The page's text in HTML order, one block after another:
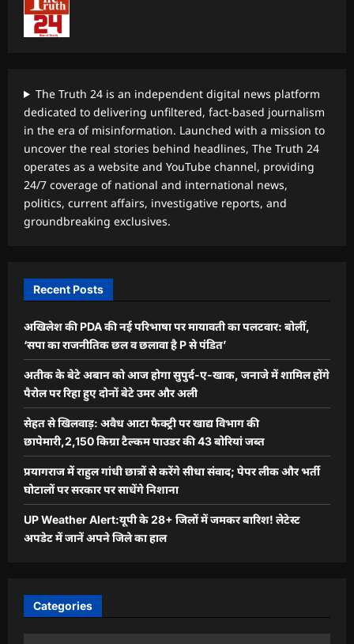
The Truth 24 is an independent digital news platform
dedicated to delivering unfiltered, fact-based journalism
in the era of misinformation. Launched with a mission to
uncover the real stories behind headlines, The Truth 24
operates as a website and YouTube channel, providing
24/7 coverage of national and international news,
politics, current affairs, investigative reports, and
groundbreaking exclusives.
Recent Posts
अखिलेश की PDA की नई परिभाषा पर मायावती का पलटवार: बोलीं,
‘सपा का राजनीतिक छल व छलावा है P से पंडित’
अतीक के बेटे अबान को आज होगा सुपुर्द-ए-खाक, जनाजे में शामिल होंगे
पैरोल पर रिहा हुए दोनों बेटे उमर और अली
सेहत से खिलवाड़: अवैध आटा फैक्ट्री पर खाद्य विभाग की
छापेमारी,2,150 किग्रा टैल्कम पाउडर की 43 बोरियां जब्त
प्रयागराज में राहुल गांधी छात्रों से करेंगे सीधा संवाद; पेपर लीक और भर्ती
घोटालों पर सरकार पर साधेंगे निशाना
UP Weather Alert:यूपी के 28+ जिलों में जमकर बारिश! लेटेस्ट
अपडेट में जानें अपने जिले का हाल
Categories